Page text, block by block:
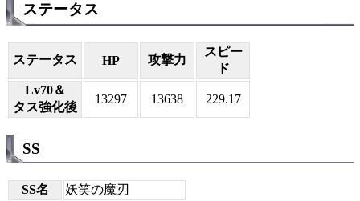
ステータス
ステータス HP 攻撃力
スピー
ド
Lv70＆
タス強化後
13297 13638 229.17
SS
SS名
妖笑の魔刃